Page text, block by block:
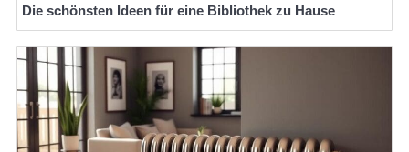
Die schönsten Ideen für eine Bibliothek zu Hause